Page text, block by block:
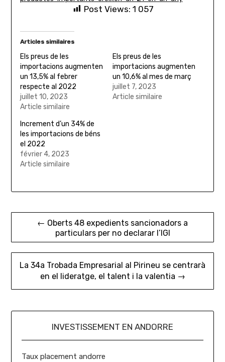
Post Views: 1 057
Articles similaires
Els preus de les
importacions augmenten
un 13,5% al febrer
respecte al 2022
juillet 10, 2023
Article similaire
Els preus de les
importacions augmenten
un 10,6% al mes de març
juillet 7, 2023
Article similaire
Increment d’un 34% de
les importacions de béns
el 2022
février 4, 2023
Article similaire
Navigation
l’article
← Oberts 48 expedients sancionadors a
particulars per no declarar l’IGI
La 34a Trobada Empresarial al Pirineu se centrarà
en el lideratge, el talent i la valentia →
INVESTISSEMENT EN ANDORRE
Taux placement andorre